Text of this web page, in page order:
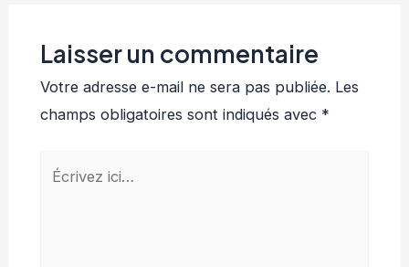
Laisser un commentaire
Votre adresse e-mail ne sera pas publiée. Les
champs obligatoires sont indiqués avec *
Écrivez